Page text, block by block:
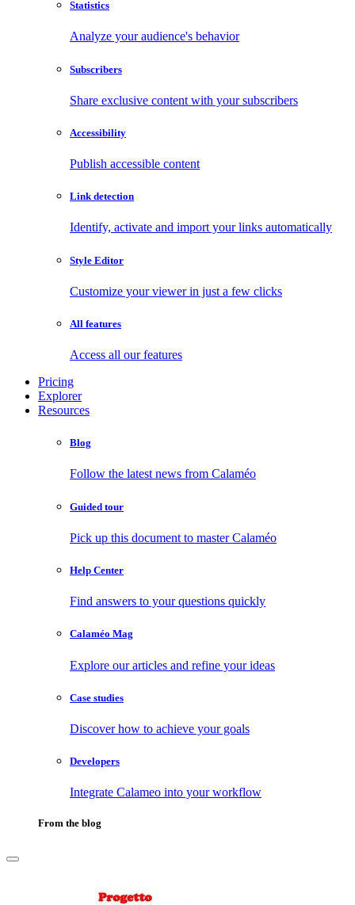
Statistics
Analyze your audience's behavior
Subscribers
Share exclusive content with your subscribers
Accessibility
Publish accessible content
Link detection
Identify, activate and import your links automatically
Style Editor
Customize your viewer in just a few clicks
All features
Access all our features
Pricing
Explorer
Resources
Blog
Follow the latest news from Calaméo
Guided tour
Pick up this document to master Calaméo
Help Center
Find answers to your questions quickly
Calaméo Mag
Explore our articles and refine your ideas
Case studies
Discover how to achieve your goals
Developers
Integrate Calameo into your workflow
From the blog